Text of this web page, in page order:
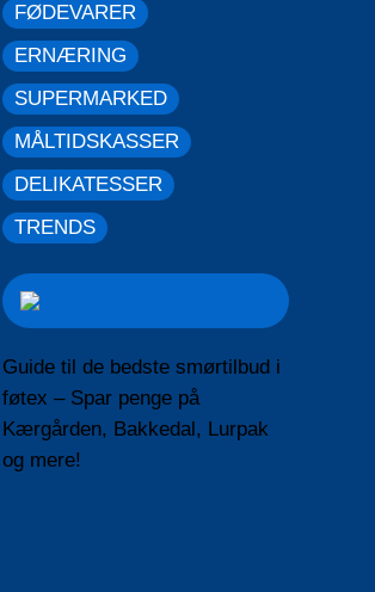
FØDEVARER
ERNÆRING
SUPERMARKED
MÅLTIDSKASSER
DELIKATESSER
TRENDS
Guide til de bedste smørtilbud i
føtex – Spar penge på
Kærgården, Bakkedal, Lurpak
og mere!